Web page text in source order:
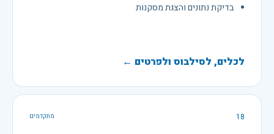
בדיקת נתונים והצגת מסקנות
לכלים, לסילבוס ולפרטים ←
18 מתקדמים